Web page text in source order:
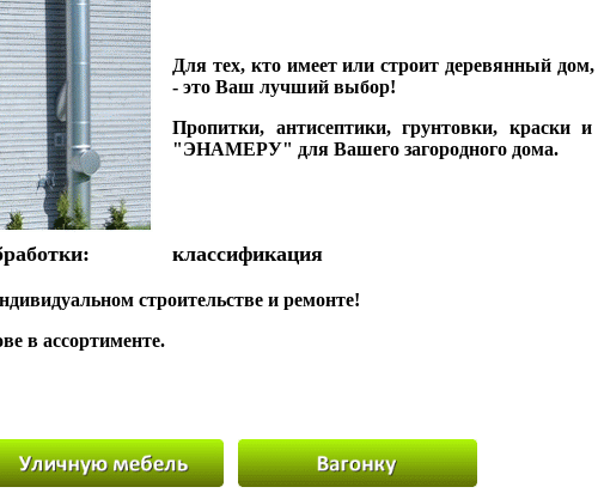
Для тех, кто имеет или строит деревянный
- это Ваш лучший выбор!
Пропитки, антисептики, грунтовки, краски
"ЭНАМЕРУ" для Вашего загородного дома.
классификация
строительстве и ремонте!
в ассортименте.